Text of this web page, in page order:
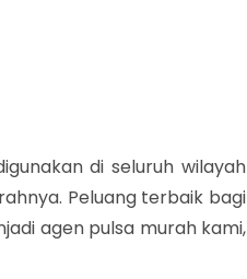
di seluruh wilayah
Peluang terbaik bagi
agen pulsa murah kami,